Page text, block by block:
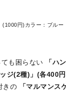
(1000円)カラー：ブルー
も困らない
「ハ
ッジ(2種)」(各400
きの
「マルマンス